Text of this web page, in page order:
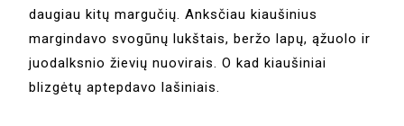
daugiau kitų margučių. Anksčiau kiaušinius
margindavo svogūnų lukštais, beržo lapų, ąžuolo ir
juodalksnio žievių nuovirais. O kad kiaušiniai
blizgėtų aptepdavo lašiniais.